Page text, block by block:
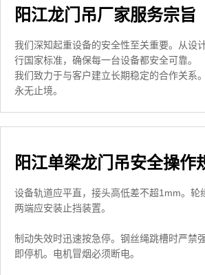
阳江龙门吊厂家服务宗旨
我们深知起重设备的安全性至关重要。从设
行国家标准，确保每一台设备都安全可靠。
我们致力于与客户建立长期稳定的合作关系
永无止境。
阳江单梁龙门吊安全操作
设备轨道应平直，接头高低差不超1mm。轮
两端应安装止挡装置。
制动失效时迅速按急停。钢丝绳跳槽时严禁
即停机。电机冒烟必须断电。